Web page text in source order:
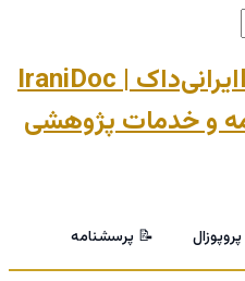
ایرانی‌داک | IraniDoc
و خدمات پژوهشی
📝 پرسشنامه